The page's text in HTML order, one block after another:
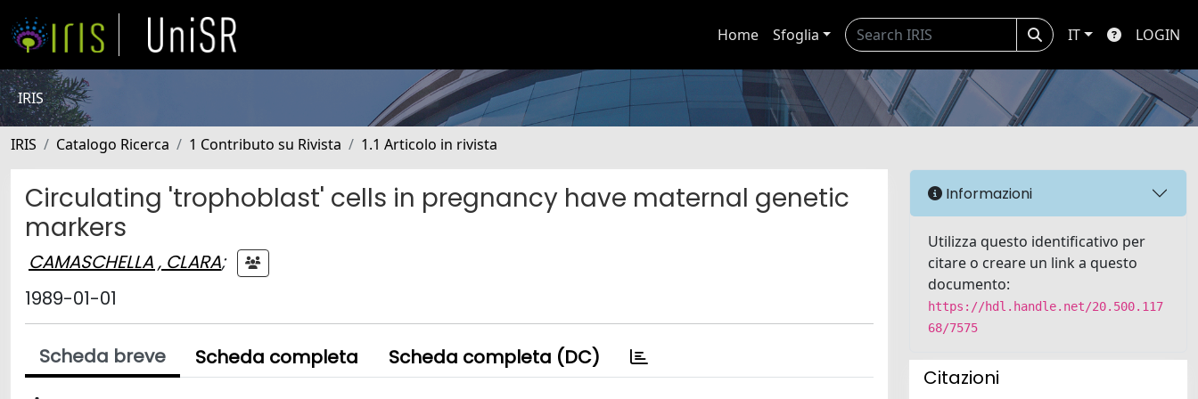
Home Sfoglia IT LOGIN
IRIS
IRIS Catalogo Ricerca 1 Contributo su Rivista 1.1 Articolo in rivista
Circulating 'trophoblast' cells in pregnancy have maternal genetic
markers
CAMASCHELLA , CLARA;
1989-01-01
Scheda breve Scheda completa Scheda completa (DC)
Informazioni
Utilizza questo identificativo per
citare o creare un link a questo
documento:
https://hdl.handle.net/20.500.117
68/7575
Citazioni